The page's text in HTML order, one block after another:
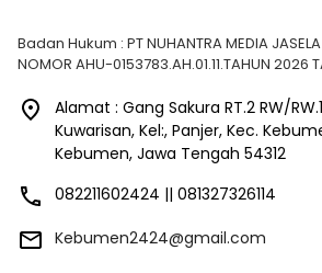
Badan Hukum : PT NUHANTRA MEDIA JASELA
NOMOR AHU-0153783.AH.01.11.TAHUN 2026
Alamat : Gang Sakura RT.2 RW/
Kuwarisan, Kel:, Panjer, Kec.
Kebumen, Jawa Tengah 54312
082211602424 || 081327326114
Kebumen2424@gmail.com